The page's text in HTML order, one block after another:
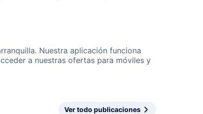
Nuestra aplicación funciona
a nuestras ofertas para móviles y
Ver todo publicaciones